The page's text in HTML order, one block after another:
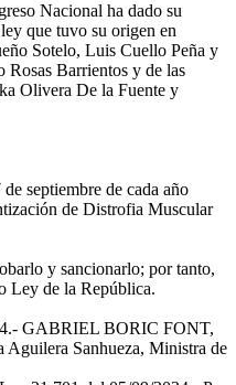
Nacional ha dado su
que tuvo su origen en
Sotelo, Luis Cuello Peña y
Barrientos y de las
Olivera De la Fuente y
septiembre de cada año
de Distrofia Muscular
y sancionarlo; por tanto,
Ley de la República.
GABRIEL BORIC FONT,
Aguilera Sanhueza, Ministra de